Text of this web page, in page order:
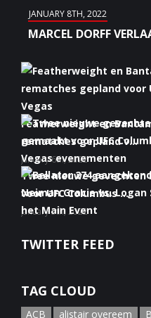
JANUARY 8TH, 2022
MARCEL DORFF
Featherweight en
rematches gepland v...
January 6th, 2022
Twee nieuwe gevechten
voor UFC Columbus ...
January 5th, 2022
Gracie vs. Logan S...
TWITTER FEED
TAG CLOUD
ACB alistair overeem